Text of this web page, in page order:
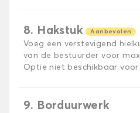
8. Hakstuk Aanbevolen
Voeg een verstevigend
van de bestuurder voor
Optie niet beschikbaar
9. Borduurwerk